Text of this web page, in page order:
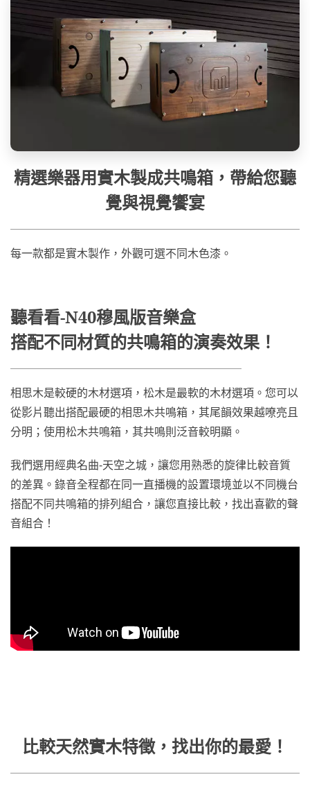
精選樂器用實木製成共鳴箱，帶給您聽
覺與視覺饗宴
每一款都是實木製作，外觀可選不同木色漆。
聽看看-N40穆風版音樂盒
搭配不同材質的共鳴箱的演奏效果！
相思木是較硬的木材選項，松木是最軟的木材選項。您可以
從影片聽出搭配最硬的相思木共鳴箱，其尾韻效果越嘹亮且
分明；使用松木共鳴箱，其共鳴則泛音較明顯。
我們選用經典名曲-天空之城，讓您用熟悉的旋律比較音質
的差異。錄音全程都在同一直播機的設置環境並以不同機台
搭配不同共鳴箱的排列組合，讓您直接比較，找出喜歡的聲
音組合！
比較天然實木特徵，找出你的最愛！